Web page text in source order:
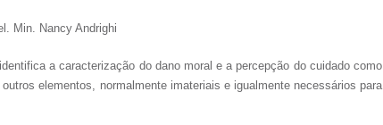
Min. Nancy Andrighi
a caracterização do dano moral e a percepção do cuidado como
elementos, normalmente imateriais e igualmente necessários para